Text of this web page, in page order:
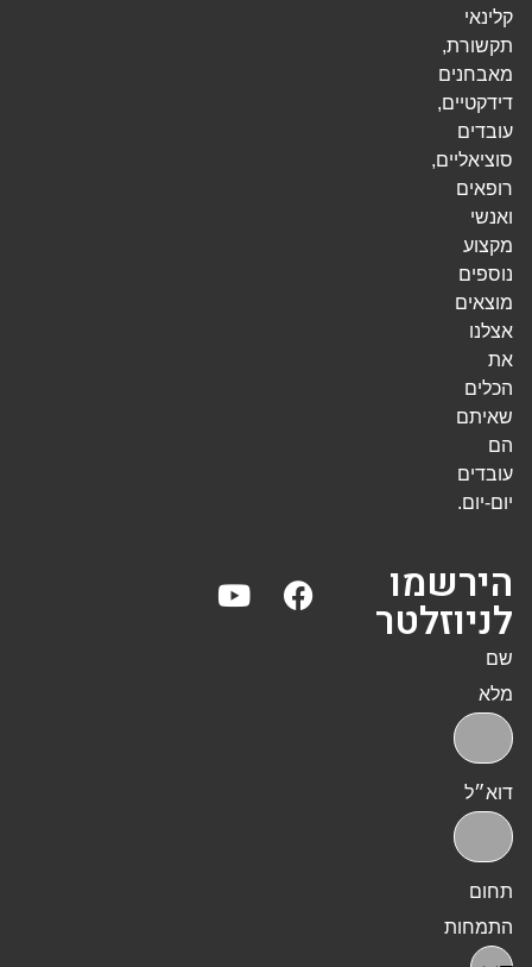
קלינאי
תקשורת,
מאבחנים
דידקטיים,
עובדים
סוציאליים,
רופאים
ואנשי
מקצוע
נוספים
מוצאים
אצלנו
את
הכלים
שאיתם
הם
עובדים
יום-יום.
הירשמו
לניוזלטר
שם
מלא
דוא״ל
תחום
התמחות